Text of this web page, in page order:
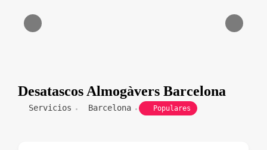
Desatascos Almogàvers Barcelona
Servicios Barcelona Populares